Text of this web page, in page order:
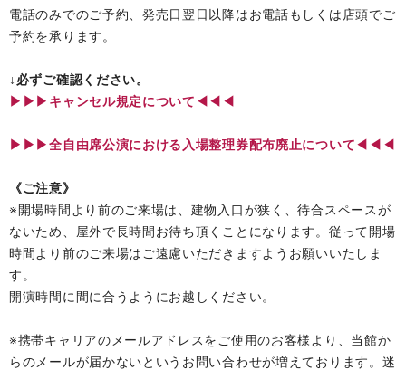
電話のみでのご予約、発売日翌日以降はお電話もしくは店頭でご
予約を承ります。
↓必ずご確認ください。
▶︎▶︎▶︎キャンセル規定について◀◀◀
▶︎▶︎▶︎全自由席公演における入場整理券配布廃止について◀◀◀
《ご注意》
※開場時間より前のご来場は、建物入口が狭く、待合スペースが
ないため、屋外で長時間お待ち頂くことになります。従って開場
時間より前のご来場はご遠慮いただきますようお願いいたしま
す。
開演時間に間に合うようにお越しください。
※携帯キャリアのメールアドレスをご使用のお客様より、当館か
らのメールが届かないというお問い合わせが増えております。迷